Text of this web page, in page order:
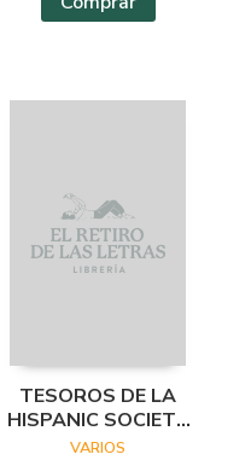
TESOROS DE LA
HISPANIC SOCIETY
OF AMERICA.
VARIOS